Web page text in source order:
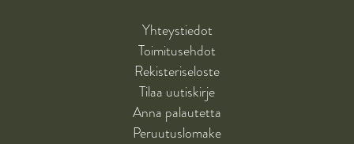
Yhteystiedot
Toimitusehdot
Rekisteriseloste
Tilaa uutiskirje
Anna palautetta
Peruutuslomake